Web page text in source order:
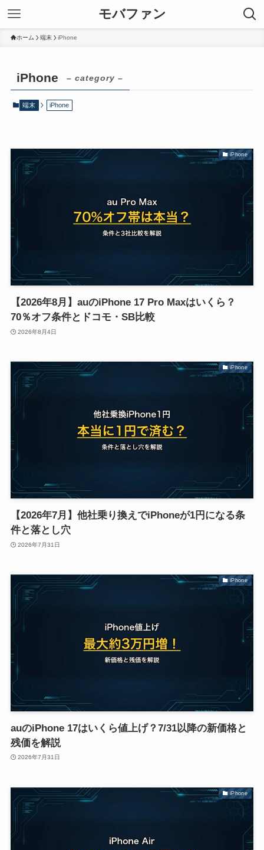
モバファン
ホーム 端末 iPhone
iPhone – category –
端末 iPhone
iPhone
【2026年8月】auのiPhone 17 Pro Maxはいくら？
70％オフ条件とドコモ・SB比較
2026年8月4日
iPhone
【2026年7月】他社乗り換えでiPhoneが1円になる条
件と落とし穴
2026年7月31日
iPhone
auのiPhone 17はいくら値上げ？7/31以降の新価格と
残価を解説
2026年7月31日
iPhone